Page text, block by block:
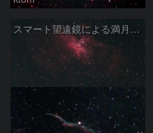
スマート望遠鏡による満月下の星雲（M16,NGC6960）